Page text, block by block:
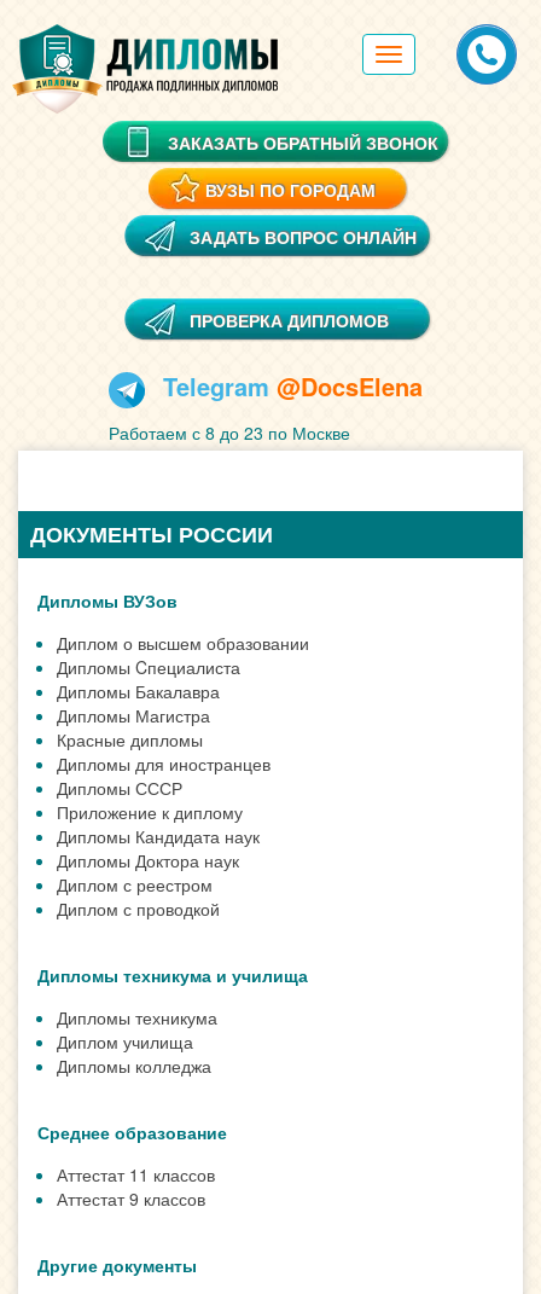
Toggle
navigation
ЗАКАЗАТЬ ОБРАТНЫЙ ЗВОНОК
ВУЗЫ ПО ГОРОДАМ
ЗАДАТЬ ВОПРОС ОНЛАЙН
ПРОВЕРКА ДИПЛОМОВ
Telegram @DocsElena
Работаем с 8 до 23 по Москве
ДОКУМЕНТЫ РОССИИ
Дипломы ВУЗов
Диплом о высшем образовании
Дипломы Cпециалиста
Дипломы Бакалавра
Дипломы Магистра
Красные дипломы
Дипломы для иностранцев
Дипломы СССР
Приложение к диплому
Дипломы Кандидата наук
Дипломы Доктора наук
Диплом с реестром
Диплом с проводкой
Дипломы техникума и училища
Дипломы техникума
Диплом училища
Дипломы колледжа
Среднее образование
Аттестат 11 классов
Аттестат 9 классов
Другие документы